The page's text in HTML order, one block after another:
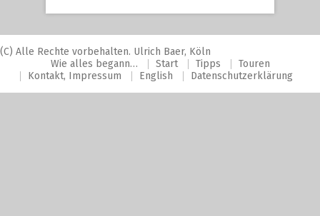
(C) Alle Rechte vorbehalten. Ulrich Baer, Köln
Wie alles begann…
Start Tipps
Touren
Kontakt, Impressum
English Datenschutzerklärung